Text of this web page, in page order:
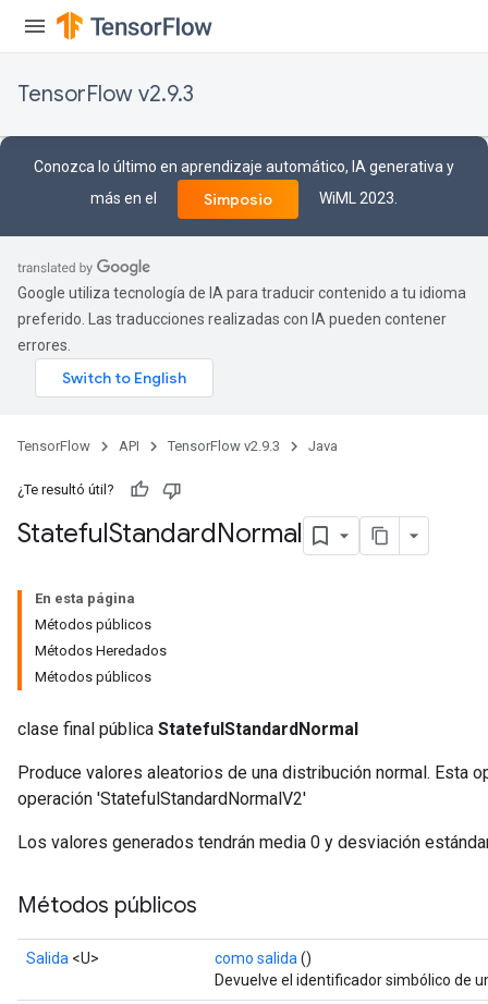
TensorFlow v2.9.3
Conozca lo último en aprendizaje automático, IA generativa y
más en el
Simposio WiML 2023.
Google utiliza tecnología de IA para traducir contenido a tu idioma
preferido. Las traducciones realizadas con IA pueden contener
errores.
TensorFlow API TensorFlow v2.9.3 Java
¿Te resultó útil?
StatefulStandardNormal
En esta página
Métodos públicos
Métodos Heredados
Métodos públicos
clase final pública StatefulStandardNormal
Produce valores aleatorios de una distribución normal. Esta
operación 'StatefulStandardNormalV2'
Los valores generados tendrán media 0 y desviación
Métodos públicos
Salida <U> como salida ()
Devuelve el identificador simbólico de